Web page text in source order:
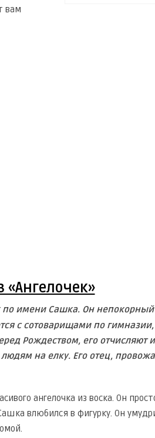
вам
по имени Сашка. Он
с сотоварищами по гимназии,
Рождеством, его отчисляют
на елку. Его отец,
ангелочка из воска. Он
влюбился в фигурку. Он